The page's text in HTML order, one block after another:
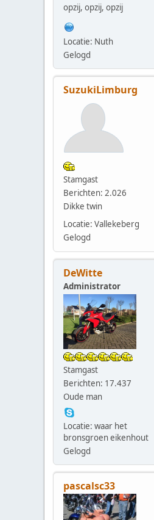
opzij, opzij, opzij
Locatie: Nuth
Gelogd
SuzukiLimburg
Stamgast
Berichten: 2.026
Dikke twin
Locatie: Vallekeberg
Gelogd
DeWitte
Administrator
Stamgast
Berichten: 17.437
Oude man
Locatie: waar het
bronsgroen eikenhout
Gelogd
pascalsc33